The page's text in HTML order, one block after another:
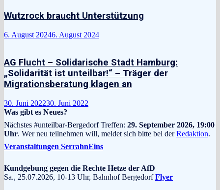
Wutzrock braucht Unterstützung
6. August 20246. August 2024
AG Flucht – Solidarische Stadt Hamburg:
„Solidarität ist unteilbar!“ – Träger der
Migrationsberatung klagen an
30. Juni 202230. Juni 2022
Was gibt es Neues?
Nächstes #unteilbar-Bergedorf Treffen: 29. September 2026, 19:00
Uhr. Wer neu teilnehmen will, meldet sich bitte bei derRedaktion.
Veranstaltungen SerrahnEins
Kundgebung gegen die Rechte Hetze der AfD
Sa., 25.07.2026, 10-13 Uhr, Bahnhof BergedorfFlyer